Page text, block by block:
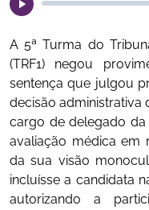
A 5ª Turma do
(TRF1) negou
sentença que julgou
decisão administrativa
cargo de delegado da
avaliação médica em
da sua visão
incluísse a candidata
autorizando a